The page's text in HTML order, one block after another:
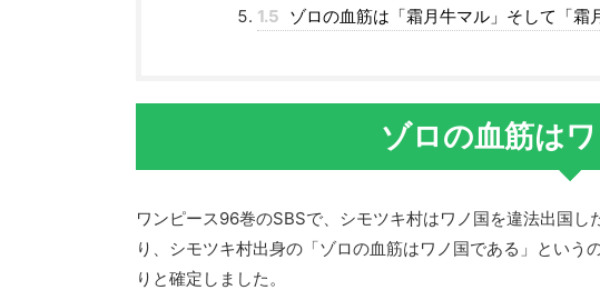
1.5 ゾロの血筋は「霜月牛マル」そして「霜
ゾロの血筋は
ワンピース96巻のSBSで、シモツキ村はワノ国を違法出国
り、シモツキ村出身の「ゾロの血筋はワノ国である」とい
りと確定しました。